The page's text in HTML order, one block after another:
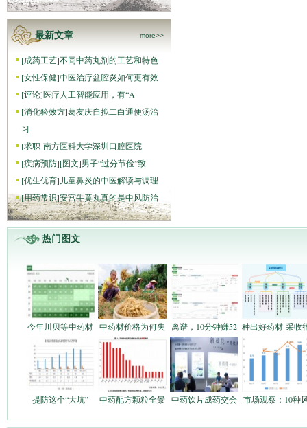
最新文章 more>>
[成药工艺]不同中药丸剂的工艺和特色
[女性保健]中医治疗盆腔炎如何更有效
[评论]医疗人工智能应用，有“A
[消化验效方]葛友庆自拟二白通便汤治
习
[求职]南方医科大学深圳口腔医院
[疾病预防][图文]男子“过分节俭”致
[优生优育] 儿童鼻炎的中医解读与调理
[用药常识]安宫牛黄丸真的是中风防治
热门图文
今年川贝等中药材 中药材价格为何失 离谱，10分钟赚52 种出好药材 采收
提防这个“大坑” 中药配方颗粒全景 中药饮片成药交会 市场观察：10种